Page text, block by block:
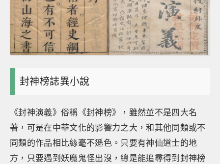
封神榜誌異小說
《封神演義》俗稱《封神榜》，雖然並不是四大名
著，可是在中華文化的影響力之大，和其他同類或不
同類的作品相比絲毫不遜色。只要有神仙道士的地
方，只要遇到妖魔鬼怪出沒，總是能追尋得到封神榜